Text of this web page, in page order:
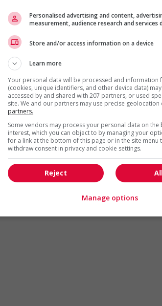
Arts et métiers de la mode
Cadres supérieurs
Comptabilité / Assurance
Droit
Marketing / Communication
Tourisme / Hôtellerie
Santé
Personalised advertising and content,
measurement, audience research and services
Store and/or access information on a device
Learn more
Your personal data will be processed and information
(cookies, unique identifiers, and other device data)
accessed by and shared with 207 partners, or used
site. We and our partners may use precise geolocation
partners.
Some vendors may process your personal data on the
interest, which you can object to by managing your
for a link at the bottom of this page or in the site menu
withdraw consent in privacy and cookie settings.
Reject
Manage options